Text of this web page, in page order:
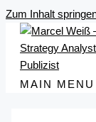
Zum Inhalt
MAIN MENU